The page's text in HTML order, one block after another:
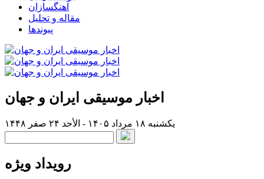
آهنگسازان
مقاله و تحلیل
پیوندها
اخبار موسیقی ایران و جهان
یکشنبه ۱۸ مرداد ۱۴۰۵ - الأحد ۲۴ صفر ۱۴۴۸
رویداد ویژه